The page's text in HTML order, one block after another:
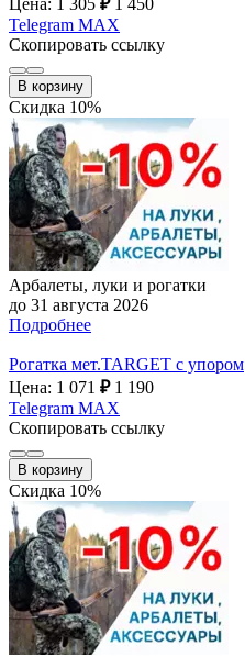
Telegram MAX
Скопировать ссылку
В корзину
Скидка 10%
Арбалеты, луки и рогатки
до 31 августа 2026
Подробнее
Рогатка мет.TARGET с упором
Цена: 1 071 ₽ 1 190
Telegram MAX
Скопировать ссылку
В корзину
Скидка 10%